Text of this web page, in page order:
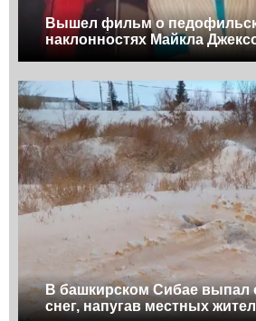
Вышел фильм о
наклонностях Майкла
В башкирском Сибае выпал
снег, напугав местных